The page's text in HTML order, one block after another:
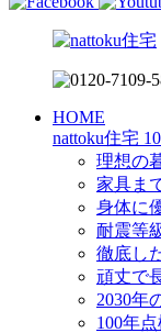
HOME
nattoku住宅
理想の
家具ま
身体に
耐震等
徹底し
頑丈で
2030年
100年